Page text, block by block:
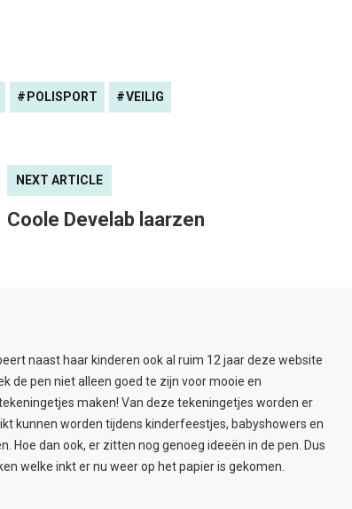
POLISPORT VEILIG
NEXT ARTICLE
Coole Develab laarzen
naast haar kinderen ook al ruim 12 jaar deze website
de pen niet alleen goed te zijn voor mooie en
maken! Van deze tekeningetjes worden er
kunnen worden tijdens kinderfeestjes, babyshowers en
Hoe dan ook, er zitten nog genoeg ideeën in de pen. Dus
welke inkt er nu weer op het papier is gekomen.